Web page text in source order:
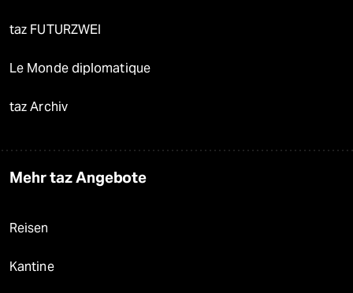
taz FUTURZWEI
Le Monde diplomatique
taz Archiv
Mehr taz Angebote
Reisen
Kantine